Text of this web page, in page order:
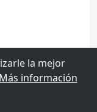
la mejor
Más información